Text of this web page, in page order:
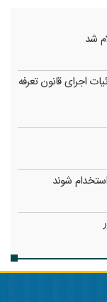
شد
جزئیات اجرای قانون تعرفه
شوند